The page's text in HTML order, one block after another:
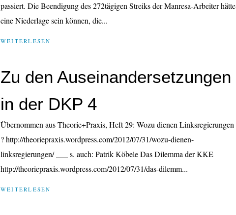
passiert. Die Beendigung des 272tägigen Streiks der Manresa-Arbeiter hätte
eine Niederlage sein können, die...
WEITERLESEN
Zu den Auseinandersetzungen
in der DKP 4
Übernommen aus Theorie+Praxis, Heft 29: Wozu dienen Linksregierungen
? http://theoriepraxis.wordpress.com/2012/07/31/wozu-dienen-
linksregierungen/ ___ s. auch: Patrik Köbele Das Dilemma der KKE
http://theoriepraxis.wordpress.com/2012/07/31/das-dilemm...
WEITERLESEN